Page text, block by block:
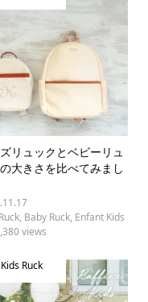
リュックとベビーリュ
大きさを比べてみまし
, Baby Ruck, Enfant Kids
views
Kids Ruck